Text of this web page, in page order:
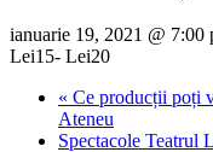
ianuarie 19, 2021 @ 7:00
Lei15- Lei20
« Ce producții poți
Ateneu
Spectacole Teatrul